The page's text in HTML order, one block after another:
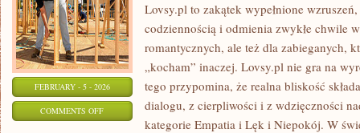
FEBRUARY - 5 - 2026
COMMENTS OFFON
Lovsy.pl to zakątek wypełnione
codziennością i odmienia zwykłe chwile
romantycznych, ale też dla zabieganych,
„kocham” inaczej. Lovsy.pl nie gra na
tego przypomina, że realna bliskość
dialogu, z cierpliwości i z wdzięczności
kategorie Empatia i Lęk i Niepokój. W